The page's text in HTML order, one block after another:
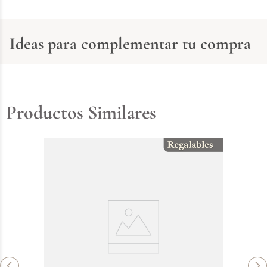
Ideas para complementar tu compra
Productos Similares